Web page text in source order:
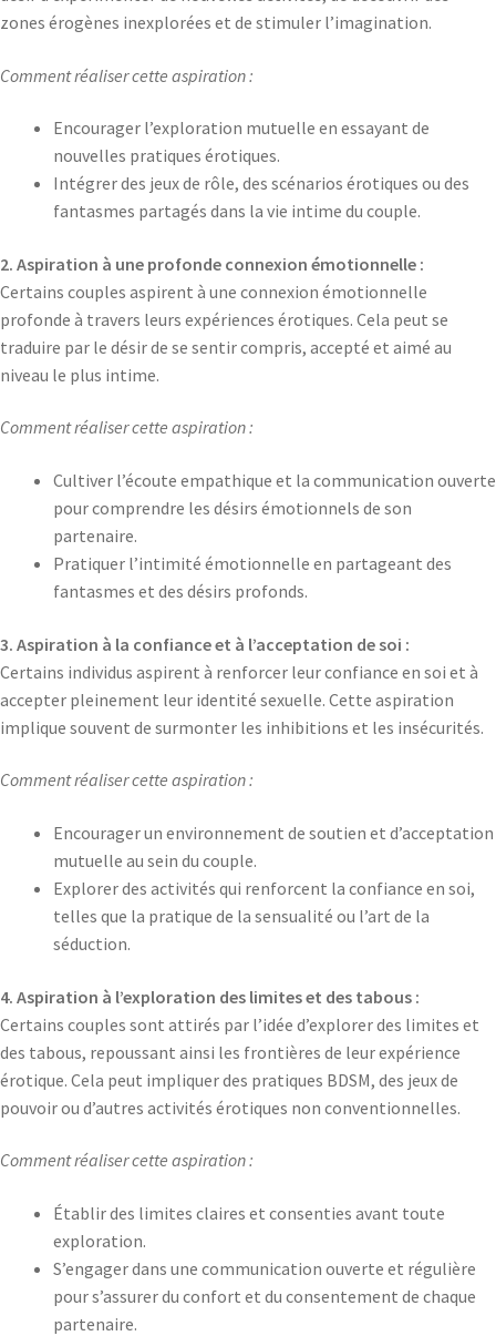
zones érogènes inexplorées et de stimuler l’imagination.
Comment réaliser cette aspiration :
Encourager l’exploration mutuelle en essayant de
nouvelles pratiques érotiques.
Intégrer des jeux de rôle, des scénarios érotiques ou des
fantasmes partagés dans la vie intime du couple.
2. Aspiration à une profonde connexion émotionnelle :
Certains couples aspirent à une connexion émotionnelle
profonde à travers leurs expériences érotiques. Cela peut se
traduire par le désir de se sentir compris, accepté et aimé au
niveau le plus intime.
Comment réaliser cette aspiration :
Cultiver l’écoute empathique et la communication ouverte
pour comprendre les désirs émotionnels de son
partenaire.
Pratiquer l’intimité émotionnelle en partageant des
fantasmes et des désirs profonds.
3. Aspiration à la confiance et à l’acceptation de soi :
Certains individus aspirent à renforcer leur confiance en soi et à
accepter pleinement leur identité sexuelle. Cette aspiration
implique souvent de surmonter les inhibitions et les insécurités.
Comment réaliser cette aspiration :
Encourager un environnement de soutien et d’acceptation
mutuelle au sein du couple.
Explorer des activités qui renforcent la confiance en soi,
telles que la pratique de la sensualité ou l’art de la
séduction.
4. Aspiration à l’exploration des limites et des tabous :
Certains couples sont attirés par l’idée d’explorer des limites et
des tabous, repoussant ainsi les frontières de leur expérience
érotique. Cela peut impliquer des pratiques BDSM, des jeux de
pouvoir ou d’autres activités érotiques non conventionnelles.
Comment réaliser cette aspiration :
Établir des limites claires et consenties avant toute
exploration.
S’engager dans une communication ouverte et régulière
pour s’assurer du confort et du consentement de chaque
partenaire.